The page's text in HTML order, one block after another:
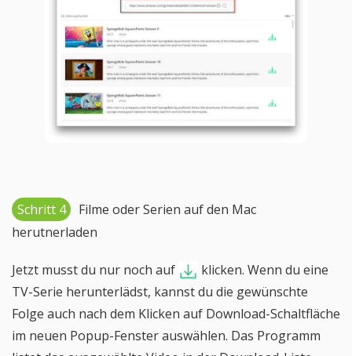
Schritt 4
Filme oder Serien auf den Mac
herutnerladen
Jetzt musst du nur noch auf
klicken. Wenn du eine
TV-Serie herunterlädst, kannst du die gewünschte
Folge auch nach dem Klicken auf Download-Schaltfläche
im neuen Popup-Fenster auswählen. Das Programm